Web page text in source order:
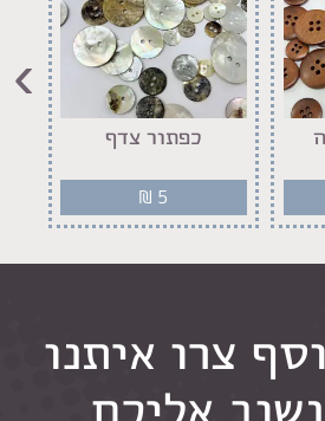
כפתור צדף
₪ 5
›
צרו איתנו